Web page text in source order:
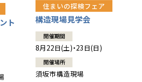
ト
住まいの探検フェア
構造現場見学会
開催期間
8月22日(土)・23日(日)
開催場所
須坂市構造現場